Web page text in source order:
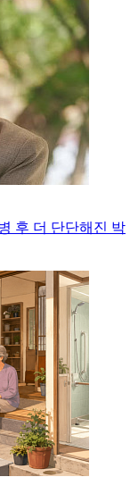
후 더 단단해진 박